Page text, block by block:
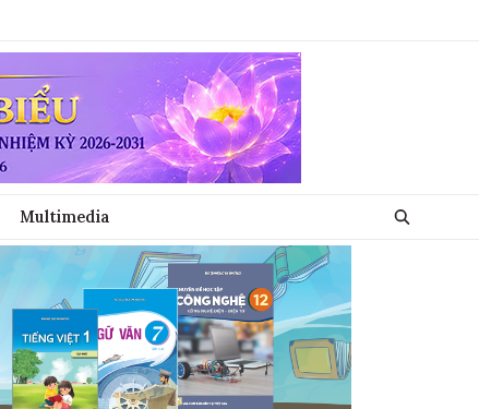
Multimedia